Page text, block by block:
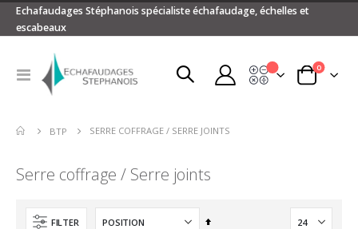
Echafaudages Stéphanois spécialiste échafaudage, échelles et
escabeaux
Basculer
Panier
0articles
Devis
BTP SERRE COFFRAGE / SERRE JOINTS
Serre coffrage / Serre joints
FILTER
Par